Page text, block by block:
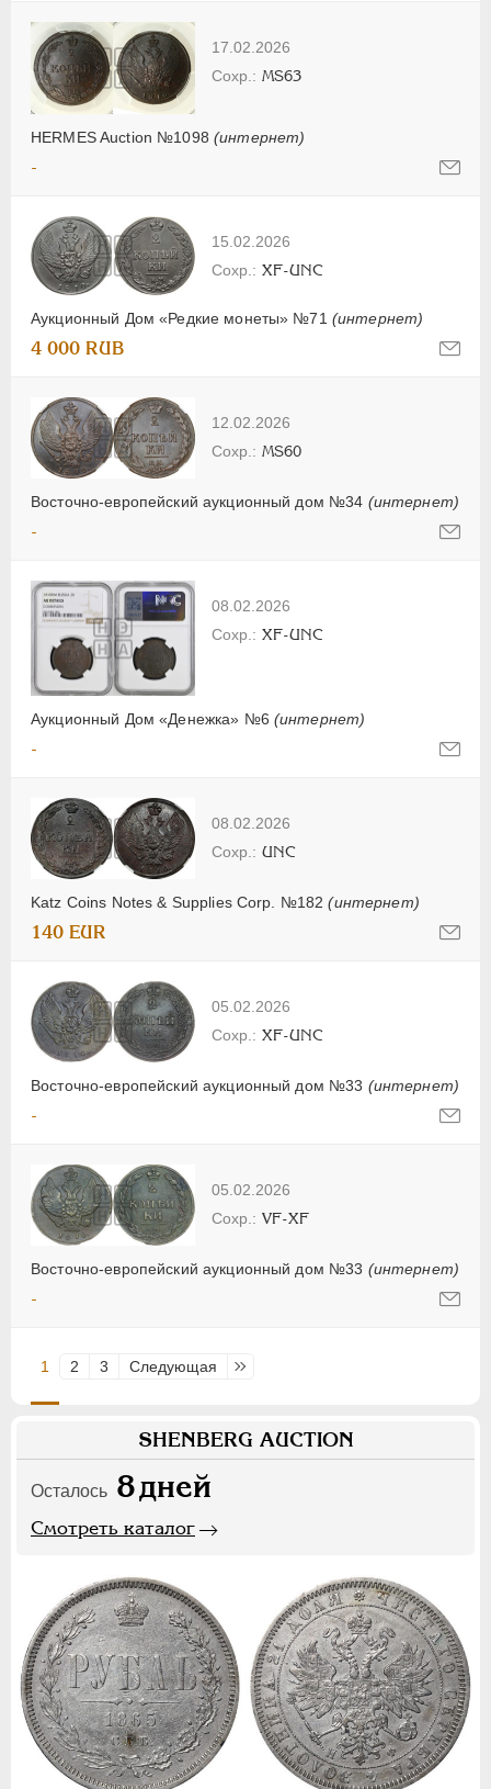
17.02.2026
HERMES Auction №1098 (интернет)
MS63
-
15.02.2026
Аукционный Дом «Редкие монеты» №71 (интернет)
XF-UNC
4 000 RUB
12.02.2026
Восточно-европейский аукционный дом №34 (интернет)
MS60
-
08.02.2026
Аукционный Дом «Денежка» №6 (интернет)
XF-UNC
-
08.02.2026
Katz Coins Notes & Supplies Corp. №182(интернет)
UNC
140 EUR
05.02.2026
Восточно-европейский аукционный дом №33 (интернет)
XF-UNC
-
05.02.2026
Восточно-европейский аукционный дом №33 (интернет)
VF-XF
-
1 2 3 Следующая Последняя
SHENBERG AUCTION
Осталось 8дней
Смотреть каталог